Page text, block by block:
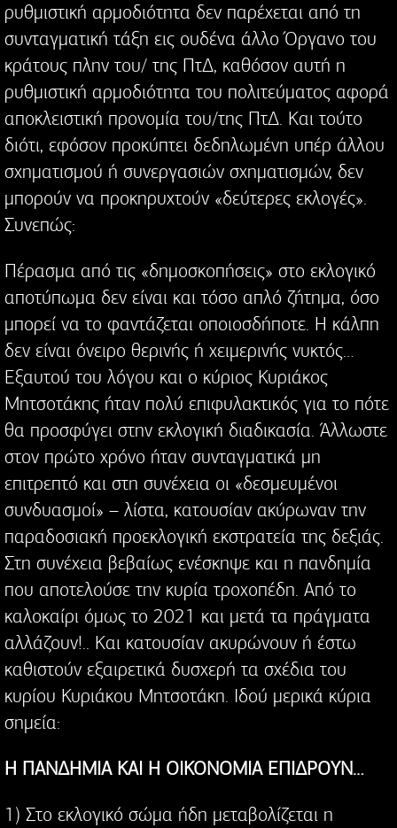
ρυθμιστική αρμοδιότητα δεν παρέχεται από τη
συνταγματική τάξη εις ουδένα άλλο Όργανο του
κράτους πλην του/ της ΠτΔ, καθόσον αυτή η
ρυθμιστική αρμοδιότητα του πολιτεύματος αφορά
αποκλειστική προνομία του/της ΠτΔ. Και τούτο
διότι, εφόσον προκύπτει δεδηλωμένη υπέρ άλλου
σχηματισμού ή συνεργασιών σχηματισμών, δεν
μπορούν να προκηρυχτούν «δεύτερες εκλογές».
Συνεπώς:
Πέρασμα από τις «δημοσκοπήσεις» στο εκλογικό
αποτύπωμα δεν είναι και τόσο απλό ζήτημα, όσο
μπορεί να το φαντάζεται οποιοσδήποτε. Η κάλπη
δεν είναι όνειρο θερινής ή χειμερινής νυκτός…
Εξαυτού του λόγου και ο κύριος Κυριάκος
Μητσοτάκης ήταν πολύ επιφυλακτικός για το πότε
θα προσφύγει στην εκλογική διαδικασία. Άλλωστε
στον πρώτο χρόνο ήταν συνταγματικά μη
επιτρεπτό και στη συνέχεια οι «δεσμευμένοι
συνδυασμοί» – λίστα, κατουσίαν ακύρωναν την
παραδοσιακή προεκλογική εκστρατεία της δεξιάς.
Στη συνέχεια βεβαίως ενέσκηψε και η πανδημία
που αποτελούσε την κυρία τροχοπέδη. Από το
καλοκαίρι όμως το 2021 και μετά τα πράγματα
αλλάζουν!.. Και κατουσίαν ακυρώνουν ή έστω
καθιστούν εξαιρετικά δυσχερή τα σχέδια του
κυρίου Κυριάκου Μητσοτάκη. Ιδού μερικά κύρια
σημεία:
Η ΠΑΝΔΗΜΙΑ ΚΑΙ Η ΟΙΚΟΝΟΜΙΑ ΕΠΙΔΡΟΥΝ…
1) Στο εκλογικό σώμα ήδη μεταβολίζεται η